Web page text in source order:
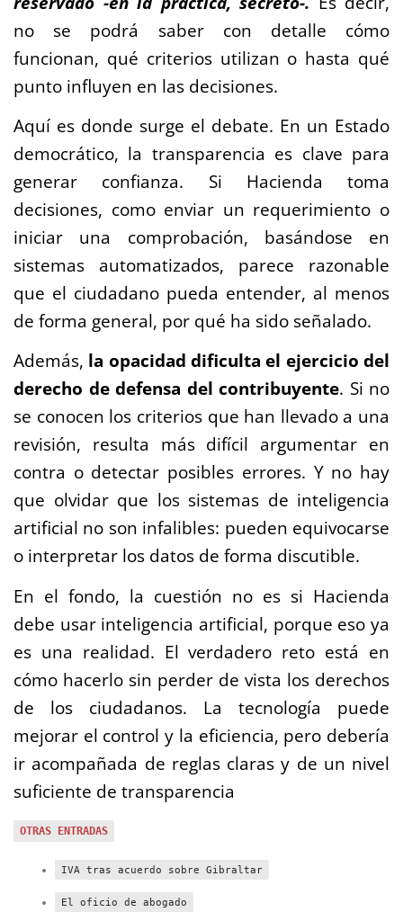
no se podrá saber con detalle cómo
funcionan, qué criterios utilizan o hasta qué
punto influyen en las decisiones.
Aquí es donde surge el debate. En un Estado
democrático, la transparencia es clave para
generar confianza. Si Hacienda toma
decisiones, como enviar un requerimiento o
iniciar una comprobación, basándose en
sistemas automatizados, parece razonable
que el ciudadano pueda entender, al menos
de forma general, por qué ha sido señalado.
Además, la opacidad dificulta el ejercicio del
derecho de defensa del contribuyente. Si no
se conocen los criterios que han llevado a una
revisión, resulta más difícil argumentar en
contra o detectar posibles errores. Y no hay
que olvidar que los sistemas de inteligencia
artificial no son infalibles: pueden equivocarse
o interpretar los datos de forma discutible.
En el fondo, la cuestión no es si Hacienda
debe usar inteligencia artificial, porque eso ya
es una realidad. El verdadero reto está en
cómo hacerlo sin perder de vista los derechos
de los ciudadanos. La tecnología puede
mejorar el control y la eficiencia, pero debería
ir acompañada de reglas claras y de un nivel
suficiente de transparencia
OTRAS ENTRADAS
IVA tras acuerdo sobre Gibraltar
El oficio de abogado